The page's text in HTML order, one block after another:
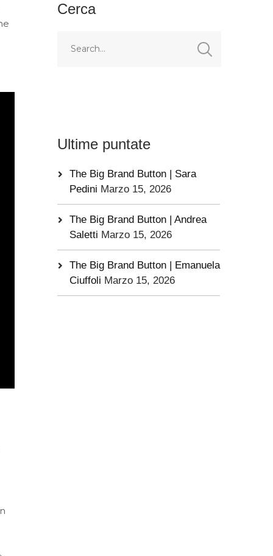
Cerca
Ultime puntate
The Big Brand Button | Sara
Pedini Marzo 15, 2026
The Big Brand Button | Andrea
Saletti Marzo 15, 2026
The Big Brand Button | Emanuela
Ciuffoli Marzo 15, 2026